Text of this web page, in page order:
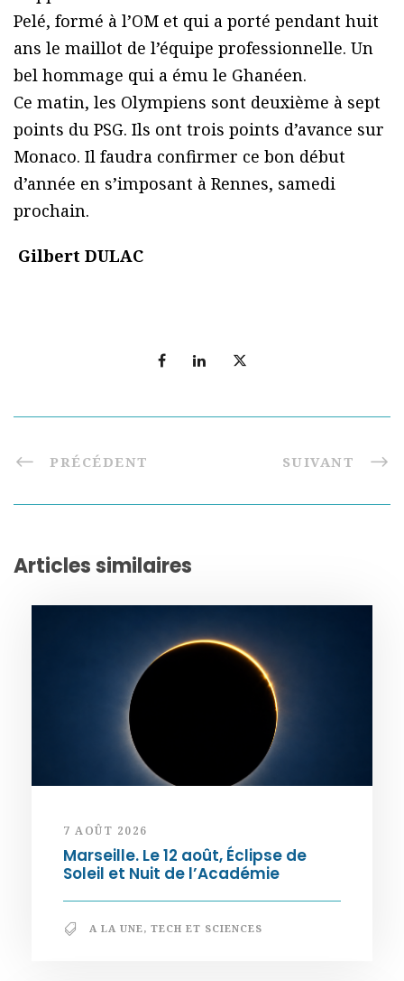
Pelé, formé à l’OM et qui a porté pendant huit
ans le maillot de l’équipe professionnelle. Un
bel hommage qui a ému le Ghanéen.
Ce matin, les Olympiens sont deuxième à sept
points du PSG. Ils ont trois points d’avance sur
Monaco. Il faudra confirmer ce bon début
d’année en s’imposant à Rennes, samedi
prochain.
Gilbert DULAC
PRÉCÉDENT SUIVANT
Articles similaires
7 AOÛT 2026
Marseille. Le 12 août, Éclipse de
Soleil et Nuit de l’Académie
A LA UNE, TECH ET SCIENCES